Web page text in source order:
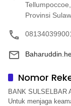
Provinsi
Nomor
BANK SULSELBAR
Untuk menjaga